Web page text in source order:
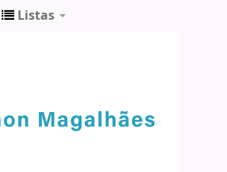
Listas